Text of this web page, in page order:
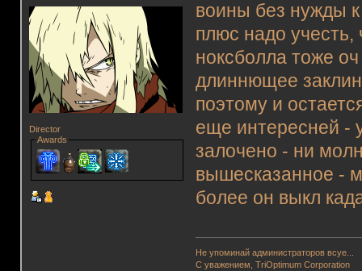
Director
Awards
воины без нужды
плюс надо
ноксболла тоже
длиннющее
поэтому и
еще интересней -
залочено - ни
вышесказанное -
более он выкл
Не упоминай администраторов всуе...
С уважением, TriOptimum Corporation